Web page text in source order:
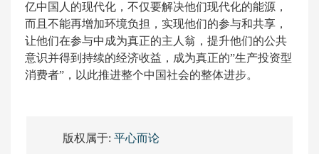
亿中国人的现代化，不仅要解决他们现代化的能源，
而且不能再增加环境负担，实现他们的参与和共享，
让他们在参与中成为真正的主人翁，提升他们的公共
意识并得到持续的经济收益，成为真正的”生产投资型
消费者”，以此推进整个中国社会的整体进步。
版权属于: 平心而论